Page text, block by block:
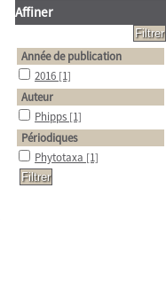
Affiner
Année de publication
2016 [1]
Auteur
Phipps [1]
Périodiques
Phytotaxa [1]